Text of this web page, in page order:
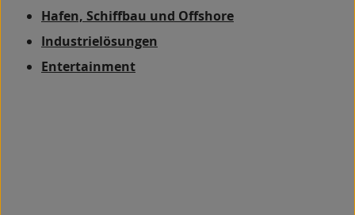
Hafen, Schiffbau und Offshore
Industrielösungen
Entertainment